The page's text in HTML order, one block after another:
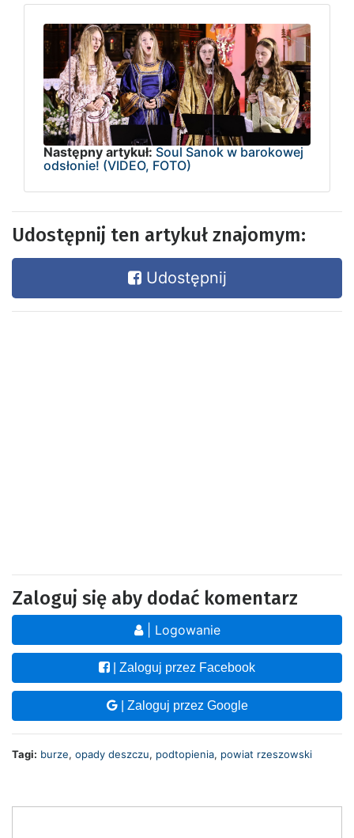
Następny artykuł: Soul Sanok w barokowej
odsłonie! (VIDEO, FOTO)
Udostępnij ten artykuł znajomym:
Udostępnij
Zaloguj się aby dodać komentarz
| Logowanie
| Zaloguj przez Facebook
| Zaloguj przez Google
Tagi: burze, opady deszczu, podtopienia, powiat rzeszowski